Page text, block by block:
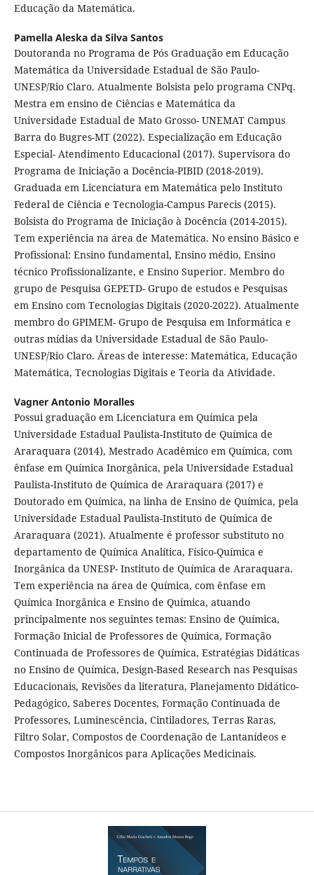
Educação da Matemática.
Pamella Aleska da Silva Santos
Doutoranda no Programa de Pós Graduação em Educação
Matemática da Universidade Estadual de São Paulo-
UNESP/Rio Claro. Atualmente Bolsista pelo programa CNPq.
Mestra em ensino de Ciências e Matemática da
Universidade Estadual de Mato Grosso- UNEMAT Campus
Barra do Bugres-MT (2022). Especialização em Educação
Especial- Atendimento Educacional (2017). Supervisora do
Programa de Iniciação a Docência-PIBID (2018-2019).
Graduada em Licenciatura em Matemática pelo Instituto
Federal de Ciência e Tecnologia-Campus Parecis (2015).
Bolsista do Programa de Iniciação à Docência (2014-2015).
Tem experiência na área de Matemática. No ensino Básico e
Profissional: Ensino fundamental, Ensino médio, Ensino
técnico Profissionalizante, e Ensino Superior. Membro do
grupo de Pesquisa GEPETD- Grupo de estudos e Pesquisas
em Ensino com Tecnologias Digitais (2020-2022). Atualmente
membro do GPIMEM- Grupo de Pesquisa em Informática e
outras mídias da Universidade Estadual de São Paulo-
UNESP/Rio Claro. Áreas de interesse: Matemática, Educação
Matemática, Tecnologias Digitais e Teoria da Atividade.
Vagner Antonio Moralles
Possui graduação em Licenciatura em Química pela
Universidade Estadual Paulista-Instituto de Química de
Araraquara (2014), Mestrado Acadêmico em Química, com
ênfase em Química Inorgânica, pela Universidade Estadual
Paulista-Instituto de Química de Araraquara (2017) e
Doutorado em Química, na linha de Ensino de Química, pela
Universidade Estadual Paulista-Instituto de Química de
Araraquara (2021). Atualmente é professor substituto no
departamento de Química Analítica, Físico-Química e
Inorgânica da UNESP- Instituto de Química de Araraquara.
Tem experiência na área de Química, com ênfase em
Química Inorgânica e Ensino de Química, atuando
principalmente nos seguintes temas: Ensino de Química,
Formação Inicial de Professores de Química, Formação
Continuada de Professores de Química, Estratégias Didáticas
no Ensino de Química, Design-Based Research nas Pesquisas
Educacionais, Revisões da literatura, Planejamento Didático-
Pedagógico, Saberes Docentes, Formação Continuada de
Professores, Luminescência, Cintiladores, Terras Raras,
Filtro Solar, Compostos de Coordenação de Lantanídeos e
Compostos Inorgânicos para Aplicações Medicinais.